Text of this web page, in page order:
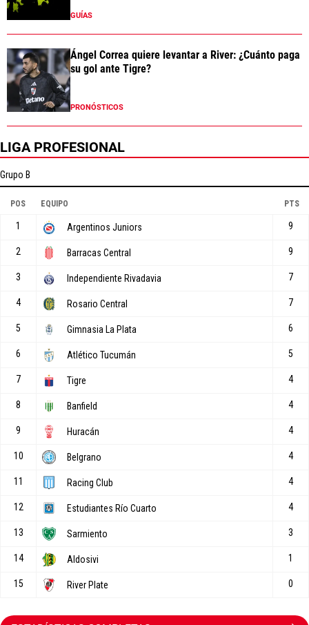
GUÍAS
Ángel Correa quiere levantar a River: ¿Cuánto paga
su gol ante Tigre?
PRONÓSTICOS
LIGA PROFESIONAL